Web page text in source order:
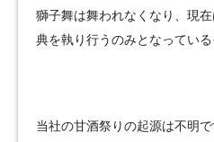
獅子舞は舞われなくなり、現
典を執り行うのみとなっている
当社の甘酒祭りの起源は不明